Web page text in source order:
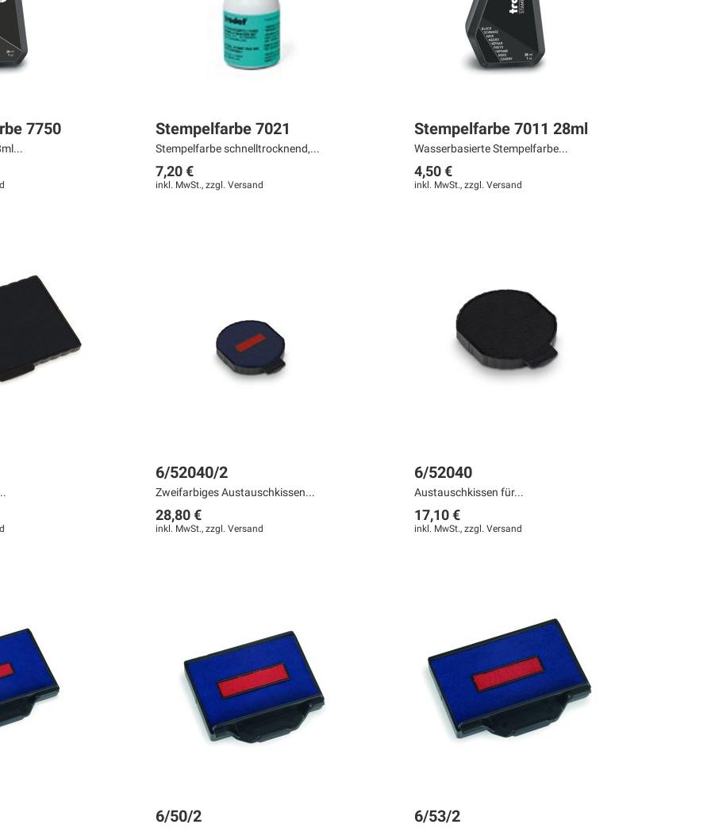
7750 Stempelfarbe 7021
Stempelfarbe schnelltrocknend,...
7,20 €
inkl. MwSt., zzgl. Versand
Stempelfarbe 7011 28ml
Wasserbasierte Stempelfarbe...
4,50 €
inkl. MwSt., zzgl. Versand
6/52040/2
Zweifarbiges Austauschkissen...
28,80 €
inkl. MwSt., zzgl. Versand
6/52040
Austauschkissen für...
17,10 €
inkl. MwSt., zzgl. Versand
6/50/2 6/53/2